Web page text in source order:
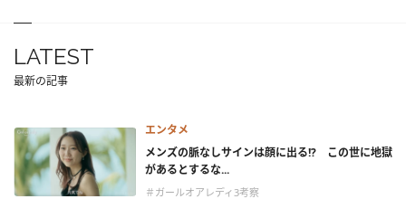
LATEST
最新の記事
エンタメ
メンズの脈なしサインは顔に出る!? この世に地獄
があるとするな...
＃ガールオアレディ3考察